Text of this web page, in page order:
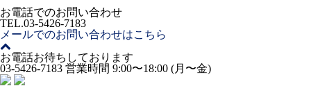
お電話でのお問い合わせ
TEL.03-5426-7183
メールでのお問い合わせはこちら
お電話お待ちしております
03-5426-7183 営業時間 9:00〜18:00 (月〜金)